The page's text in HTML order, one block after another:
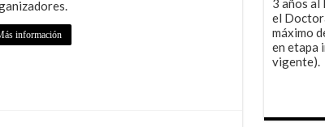
información
3 años
el
máximo
en etapa
vigente).